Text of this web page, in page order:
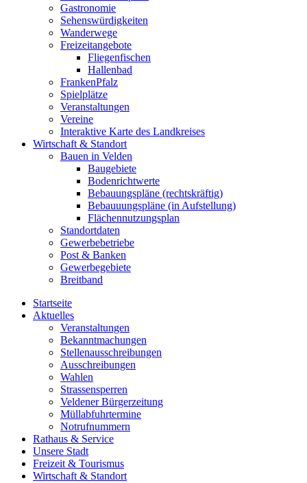
Gastronomie
Sehenswürdigkeiten
Wanderwege
Freizeitangebote
Fliegenfischen
Hallenbad
FrankenPfalz
Spielplätze
Veranstaltungen
Vereine
Interaktive Karte des Landkreises
Wirtschaft & Standort
Bauen in Velden
Baugebiete
Bodenrichtwerte
Bebauungspläne (rechtskräftig)
Bebauuungspläne (in Aufstellung)
Flächennutzungsplan
Standortdaten
Gewerbebetriebe
Post & Banken
Gewerbegebiete
Breitband
Startseite
Aktuelles
Veranstaltungen
Bekanntmachungen
Stellenausschreibungen
Ausschreibungen
Wahlen
Strassensperren
Veldener Bürgerzeitung
Müllabfuhrtermine
Notrufnummern
Rathaus & Service
Unsere Stadt
Freizeit & Tourismus
Wirtschaft & Standort